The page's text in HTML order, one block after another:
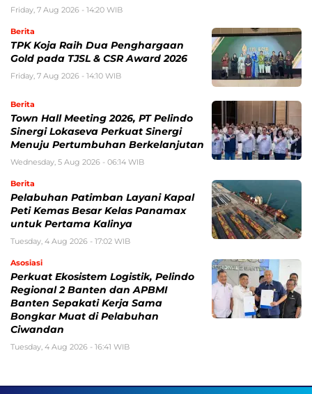
Friday, 7 Aug 2026 - 14:20 WIB
Berita
TPK Koja Raih Dua Penghargaan
Gold pada TJSL & CSR Award 2026
Friday, 7 Aug 2026 - 14:10 WIB
Berita
Town Hall Meeting 2026, PT Pelindo
Sinergi Lokaseva Perkuat Sinergi
Menuju Pertumbuhan Berkelanjutan
Wednesday, 5 Aug 2026 - 06:14 WIB
Berita
Pelabuhan Patimban Layani Kapal
Peti Kemas Besar Kelas Panamax
untuk Pertama Kalinya
Tuesday, 4 Aug 2026 - 17:02 WIB
Asosiasi
Perkuat Ekosistem Logistik, Pelindo
Regional 2 Banten dan APBMI
Banten Sepakati Kerja Sama
Bongkar Muat di Pelabuhan
Ciwandan
Tuesday, 4 Aug 2026 - 16:41 WIB